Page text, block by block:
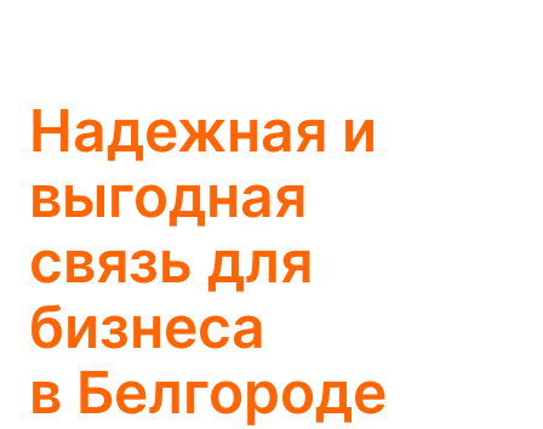
Надежная и
выгодная
связь для
бизнеса
в Белгороде